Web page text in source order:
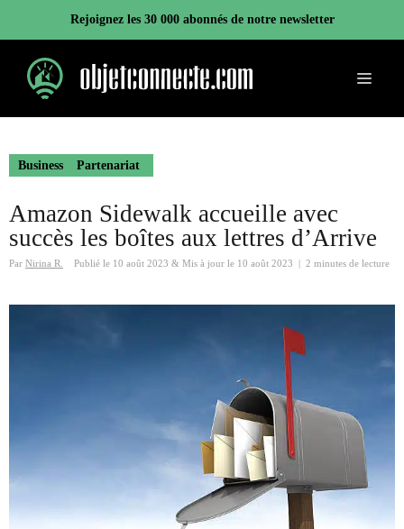
contenu
Rejoignez les 30 000 abonnés de notre newsletter
Menu
Business Partenariat
Amazon Sidewalk accueille avec
succès les boîtes aux lettres d’Arrive
Par Nirina R. Publié le 10 août 2023 & Mis à jour le 10 août 2023 2 minutes de lecture